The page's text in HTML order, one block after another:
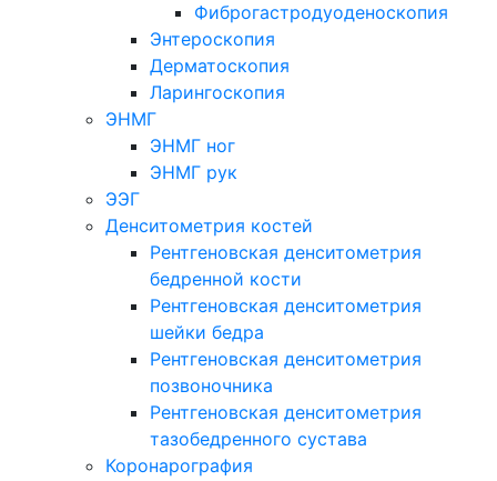
Фиброгастродуоденоскопия
Энтероскопия
Дерматоскопия
Ларингоскопия
ЭНМГ
ЭНМГ ног
ЭНМГ рук
ЭЭГ
Денситометрия костей
Рентгеновская денситометрия
бедренной кости
Рентгеновская денситометрия
шейки бедра
Рентгеновская денситометрия
позвоночника
Рентгеновская денситометрия
тазобедренного сустава
Коронарография